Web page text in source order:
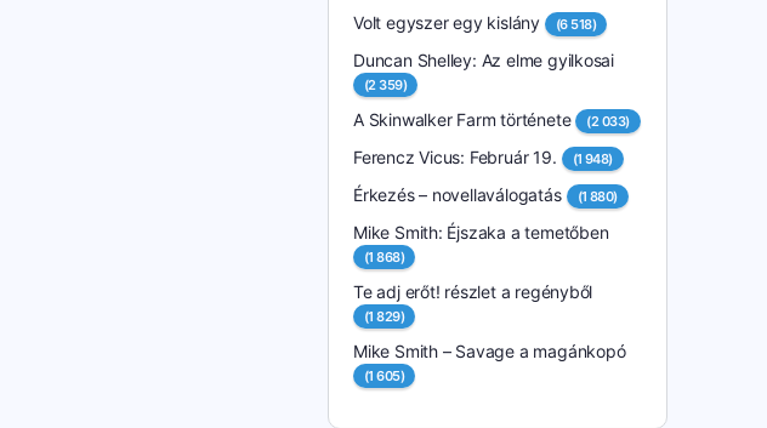
Volt egyszer egy kislány (6 518)
Duncan Shelley: Az elme gyilkosai
(2 359)
A Skinwalker Farm története (2 033)
Ferencz Vicus: Február 19. (1 948)
Érkezés – novellaválogatás (1 880)
Mike Smith: Éjszaka a temetőben
(1 868)
Te adj erőt! részlet a regényből
(1 829)
Mike Smith – Savage a magánkopó
(1 605)